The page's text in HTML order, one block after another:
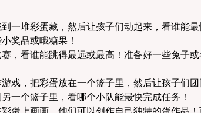
一堆彩蛋藏，然后让孩子们动起来，看谁能
奖品或哦糖果！
，看谁能跳得最远或最高！准备好一些兔子
戏，把彩蛋放在一个篮子里，然后让孩子们团
一个篮子里，看哪个小队能最快完成任务！